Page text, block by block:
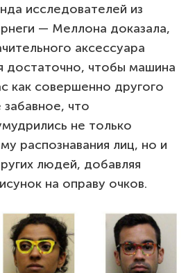
исследователей из
— Меллона доказала,
аксессуара
достаточно, чтобы машина
как совершенно другого
что
не только
распознавания лиц, но и
людей, добавляя
на оправу очков.